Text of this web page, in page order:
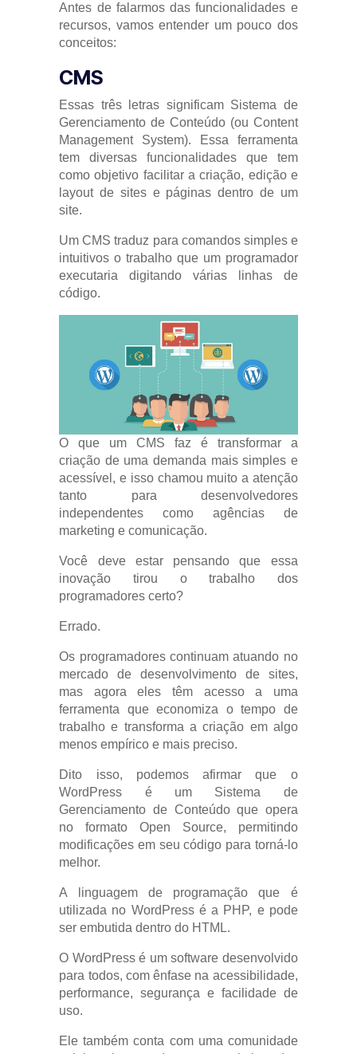
Antes de falarmos das funcionalidades e
recursos, vamos entender um pouco dos
conceitos:
CMS
Essas três letras significam Sistema de
Gerenciamento de Conteúdo (ou Content
Management System). Essa ferramenta
tem diversas funcionalidades que tem
como objetivo facilitar a criação, edição e
layout de sites e páginas dentro de um
site.
Um CMS traduz para comandos simples e
intuitivos o trabalho que um programador
executaria digitando várias linhas de
código.
O que um CMS faz é transformar a
criação de uma demanda mais simples e
acessível, e isso chamou muito a atenção
tanto para desenvolvedores
independentes como agências de
marketing e comunicação.
Você deve estar pensando que essa
inovação tirou o trabalho dos
programadores certo?
Errado.
Os programadores continuam atuando no
mercado de desenvolvimento de sites,
mas agora eles têm acesso a uma
ferramenta que economiza o tempo de
trabalho e transforma a criação em algo
menos empírico e mais preciso.
Dito isso, podemos afirmar que o
WordPress é um Sistema de
Gerenciamento de Conteúdo que opera
no formato Open Source, permitindo
modificações em seu código para torná-lo
melhor.
A linguagem de programação que é
utilizada no WordPress é a PHP, e pode
ser embutida dentro do HTML.
O WordPress é um software desenvolvido
para todos, com ênfase na acessibilidade,
performance, segurança e facilidade de
uso.
Ele também conta com uma comunidade